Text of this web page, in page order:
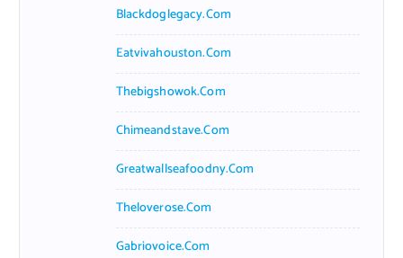
Blackdoglegacy.com
Eatvivahouston.com
Thebigshowok.com
Chimeandstave.com
Greatwallseafoodny.com
Theloverose.com
Gabriovoice.com